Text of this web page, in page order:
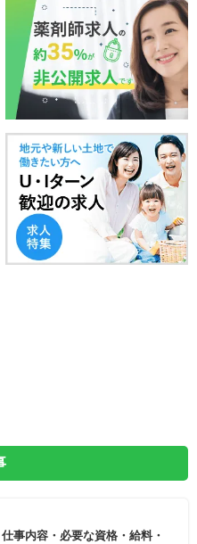
事内容・必要な資格・給料・